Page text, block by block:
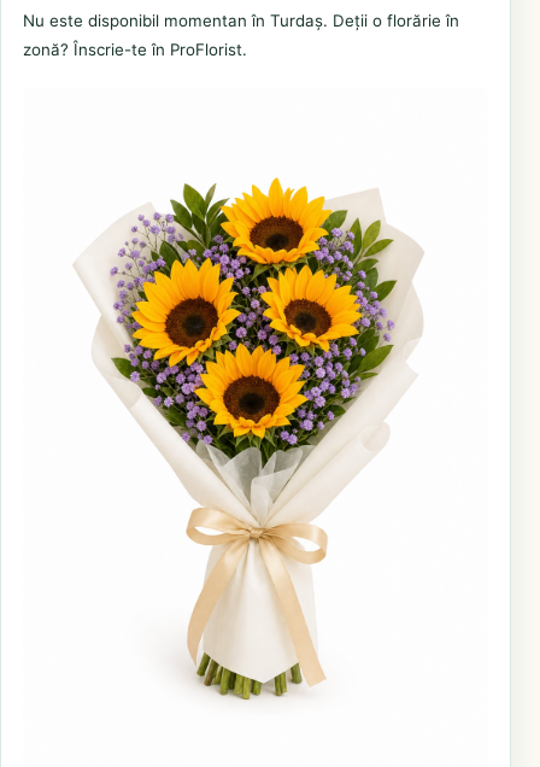
Nu este disponibil momentan în Turdaș. Deții o florărie în
zonă? Înscrie-te în ProFlorist.